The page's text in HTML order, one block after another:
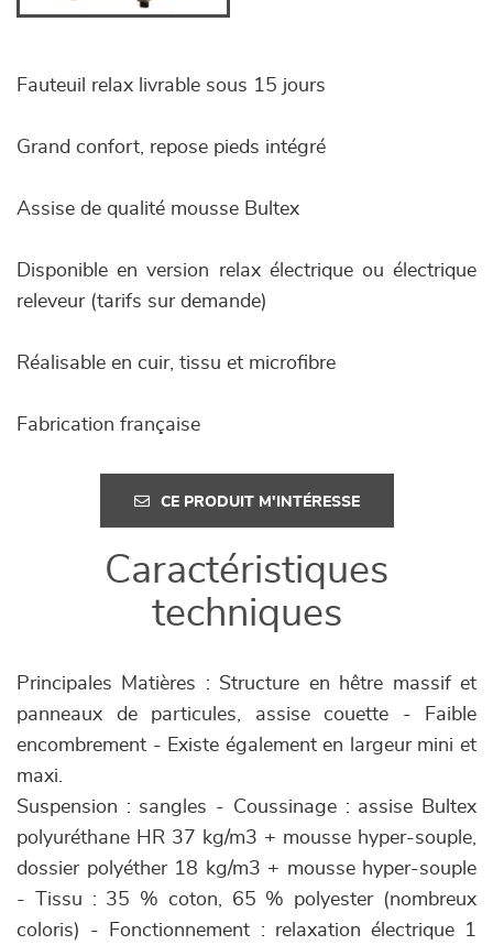
Fauteuil relax livrable sous 15 jours
Grand confort, repose pieds intégré
Assise de qualité mousse Bultex
Disponible en version relax électrique ou électrique
releveur (tarifs sur demande)
Réalisable en cuir, tissu et microfibre
Fabrication française
CE PRODUIT M'INTÉRESSE
Caractéristiques
techniques
Principales Matières : Structure en hêtre massif et
panneaux de particules, assise couette - Faible
encombrement - Existe également en largeur mini et
maxi.
Suspension : sangles - Coussinage : assise Bultex
polyuréthane HR 37 kg/m3 + mousse hyper-souple,
dossier polyéther 18 kg/m3 + mousse hyper-souple
- Tissu : 35 % coton, 65 % polyester (nombreux
coloris) - Fonctionnement : relaxation électrique 1